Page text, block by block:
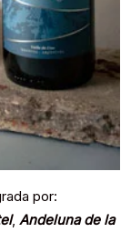
por:
, Andeluna de la